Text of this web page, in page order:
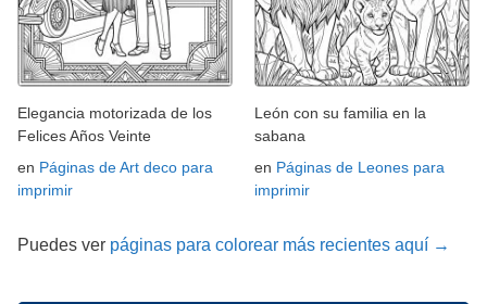
Elegancia motorizada de los
Felices Años Veinte
en Páginas de Art deco para
imprimir
León con su familia en la
sabana
en Páginas de Leones para
imprimir
Puedes ver páginas para colorear más recientes aquí →